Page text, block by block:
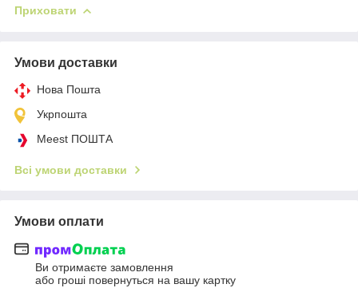
Приховати
Умови доставки
Нова Пошта
Укрпошта
Meest ПОШТА
Всі умови доставки
Умови оплати
Ви отримаєте замовлення
або гроші повернуться на вашу картку